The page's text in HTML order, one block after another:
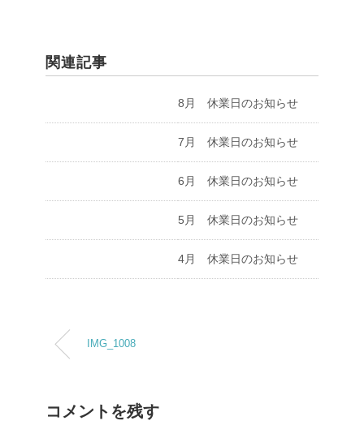
関連記事
8月 休業日のお知らせ
7月 休業日のお知らせ
6月 休業日のお知らせ
5月 休業日のお知らせ
4月 休業日のお知らせ
IMG_1008
コメントを残す